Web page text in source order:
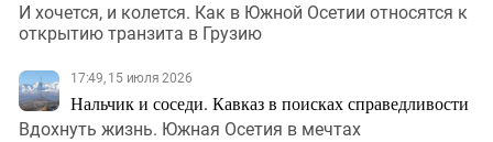
И хочется, и колется. Как в Южной Осетии относятся к
открытию транзита в Грузию
17:49, 15 июля 2026
Нальчик и соседи. Кавказ в поисках справедливости
Вдохнуть жизнь. Южная Осетия в мечтах